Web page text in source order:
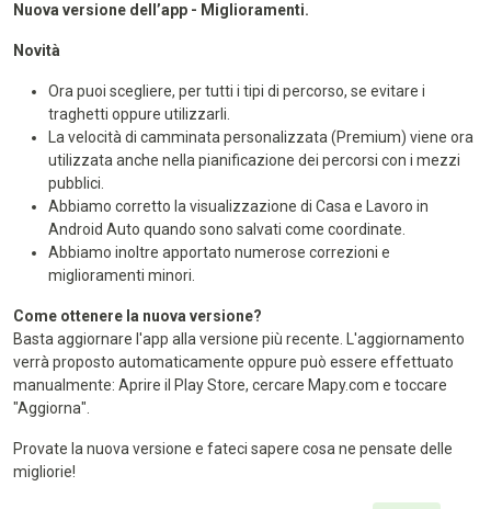
Nuova versione dell’app - Miglioramenti.
Novità
Ora puoi scegliere, per tutti i tipi di percorso, se evitare i
traghetti oppure utilizzarli.
La velocità di camminata personalizzata (Premium) viene ora
utilizzata anche nella pianificazione dei percorsi con i mezzi
pubblici.
Abbiamo corretto la visualizzazione di Casa e Lavoro in
Android Auto quando sono salvati come coordinate.
Abbiamo inoltre apportato numerose correzioni e
miglioramenti minori.
Come ottenere la nuova versione?
Basta aggiornare l'app alla versione più recente. L'aggiornamento
verrà proposto automaticamente oppure può essere effettuato
manualmente: Aprire il Play Store, cercare Mapy.com e toccare
"Aggiorna".
Provate la nuova versione e fateci sapere cosa ne pensate delle
migliorie!